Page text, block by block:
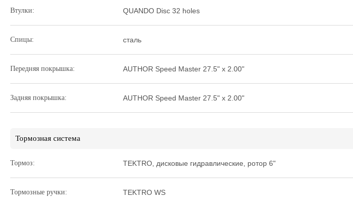
Втулки: QUANDO Disc 32 holes
Спицы: сталь
Передняя покрышка: AUTHOR Speed Master 27.5" x 2.00"
Задняя покрышка: AUTHOR Speed Master 27.5" x 2.00"
Тормозная система
Тормоз: TEKTRO, дисковые гидравлические, ротор 6"
Тормозные ручки: TEKTRO WS